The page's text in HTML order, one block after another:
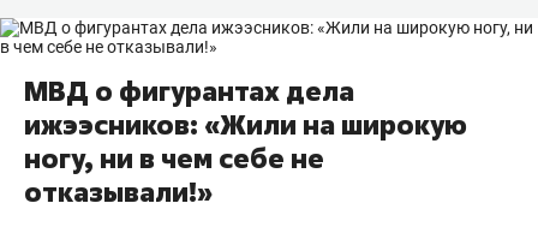
МВД о фигурантах дела
ижээсников: «Жили на широкую
ногу, ни в чем себе не
отказывали!»